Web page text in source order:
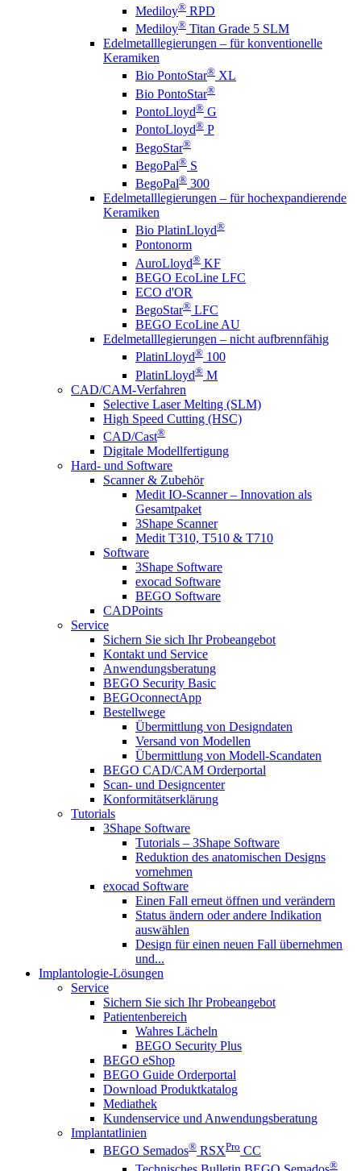
Mediloy® RPD
Mediloy® Titan Grade 5 SLM
Edelmetalllegierungen – für konventionelle
Keramiken
Bio PontoStar® XL
Bio PontoStar®
PontoLloyd® G
PontoLloyd® P
BegoStar®
BegoPal® S
BegoPal® 300
Edelmetalllegierungen – für hochexpandierende
Keramiken
Bio PlatinLloyd®
Pontonorm
AuroLloyd® KF
BEGO EcoLine LFC
ECO d'OR
BegoStar® LFC
BEGO EcoLine AU
Edelmetalllegierungen – nicht aufbrennfähig
PlatinLloyd® 100
PlatinLloyd® M
CAD/CAM-Verfahren
Selective Laser Melting (SLM)
High Speed Cutting (HSC)
CAD/Cast®
Digitale Modellfertigung
Hard- und Software
Scanner & Zubehör
Medit IO-Scanner – Innovation als
Gesamtpaket
3Shape Scanner
Medit T310, T510 & T710
Software
3Shape Software
exocad Software
BEGO Software
CADPoints
Service
Sichern Sie sich Ihr Probeangebot
Kontakt und Service
Anwendungsberatung
BEGO Security Basic
BEGOconnectApp
Bestellwege
Übermittlung von Designdaten
Versand von Modellen
Übermittlung von Modell-Scandaten
BEGO CAD/CAM Orderportal
Scan- und Designcenter
Konformitätserklärung
Tutorials
3Shape Software
Tutorials – 3Shape Software
Reduktion des anatomischen Designs
vornehmen
exocad Software
Einen Fall erneut öffnen und verändern
Status ändern oder andere Indikation
auswählen
Design für einen neuen Fall übernehmen
und...
Implantologie-Lösungen
Service
Sichern Sie sich Ihr Probeangebot
Patientenbereich
Wahres Lächeln
BEGO Security Plus
BEGO eShop
BEGO Guide Orderportal
Download Produktkatalog
Mediathek
Kundenservice und Anwendungsberatung
Implantatlinien
BEGO Semados® RSXPro CC
®